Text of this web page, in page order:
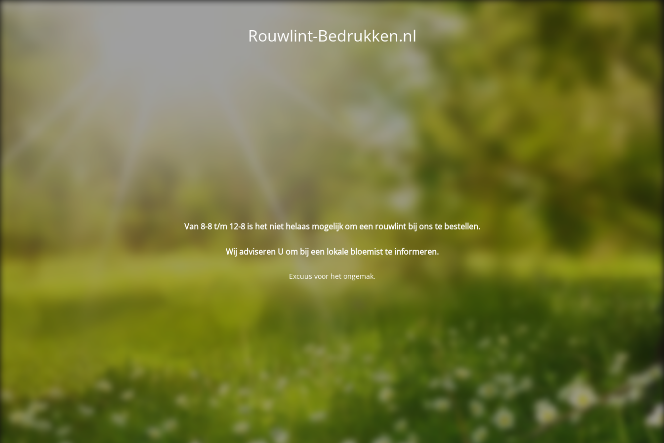
Rouwlint-Bedrukken.nl
Van 8-8 t/m 12-8 is het niet helaas mogelijk om een rouwlint bij ons te bestellen.
Wij adviseren U om bij een lokale bloemist te informeren.
Excuus voor het ongemak.